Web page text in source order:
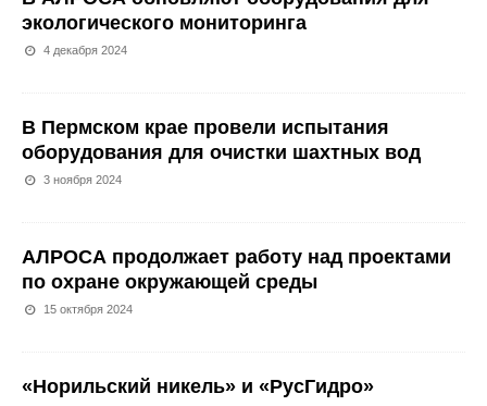
экологического мониторинга
4 декабря 2024
В Пермском крае провели испытания
оборудования для очистки шахтных вод
3 ноября 2024
АЛРОСА продолжает работу над проектами
по охране окружающей среды
15 октября 2024
«Норильский никель» и «РусГидро»